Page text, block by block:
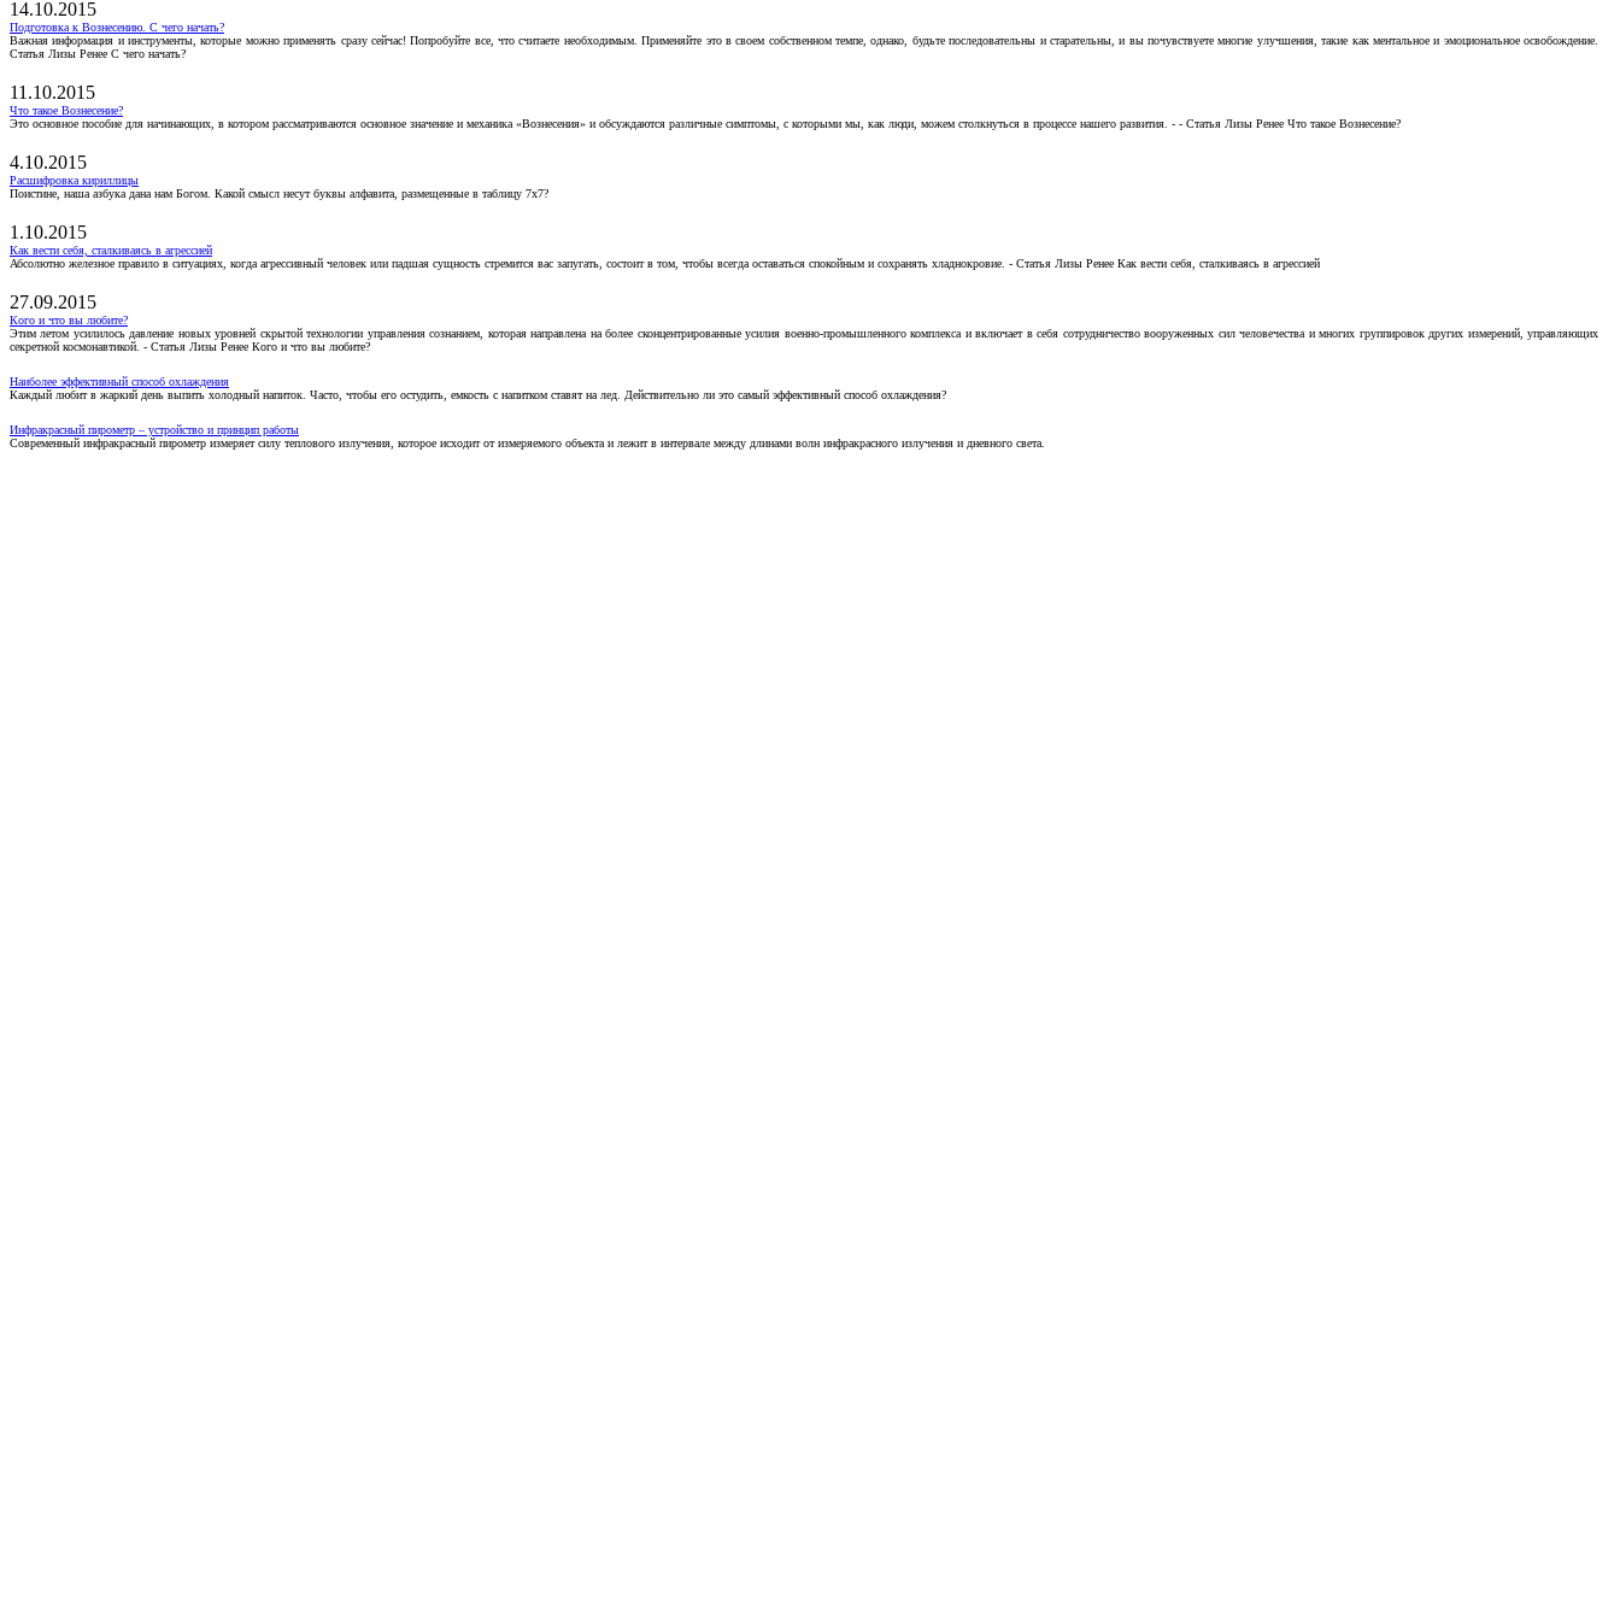
14.10.2015
Подготовка к Вознесению. С чего начать?
Важная информация и инструменты, которые можно применять сразу сейчас! Попробуйте все, что считаете необходимым. Применяйте это в своем собственном темпе, однако, будьте последовательны и старательны, и вы почувствуете многие улучшения, такие как ментальное и эмоциональное освобождение.
Статья Лизы Ренее С чего начать?
11.10.2015
Что такое Вознесение?
Это основное пособие для начинающих, в котором рассматриваются основное значение и механика «Вознесения» и обсуждаются различные симптомы, с которыми мы, как люди, можем столкнуться в процессе нашего развития. - - Статья Лизы Ренее Что такое Вознесение?
4.10.2015
Расшифровка кириллицы
Поистине, наша азбука дана нам Богом. Какой смысл несут буквы алфавита, размещенные в таблицу 7х7?
1.10.2015
Как вести себя, сталкиваясь в агрессией
Абсолютно железное правило в ситуациях, когда агрессивный человек или падшая сущность стремится вас запугать, состоит в том, чтобы всегда оставаться спокойным и сохранять хладнокровие. - Статья Лизы Ренее Как вести себя, сталкиваясь в агрессией
27.09.2015
Кого и что вы любите?
Этим летом усилилось давление новых уровней скрытой технологии управления сознанием, которая направлена на более сконцентрированные усилия военно-промышленного комплекса и включает в себя сотрудничество вооруженных сил человечества и многих группировок других измерений, управляющих
секретной космонавтикой. - Статья Лизы Ренее Кого и что вы любите?
Наиболее эффективный способ охлаждения
Каждый любит в жаркий день выпить холодный напиток. Часто, чтобы его остудить, емкость с напитком ставят на лед. Действительно ли это самый эффективный способ охлаждения?
Инфракрасный пирометр – устройство и принцип работы
Современный инфракрасный пирометр измеряет силу теплового излучения, которое исходит от измеряемого объекта и лежит в интервале между длинами волн инфракрасного излучения и дневного света.